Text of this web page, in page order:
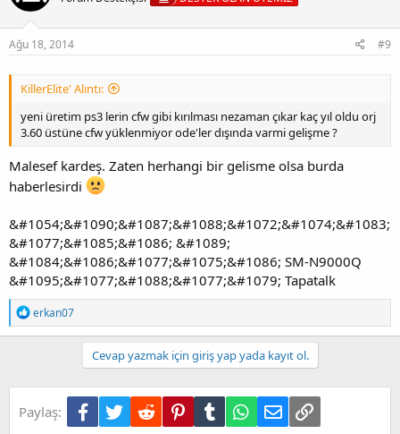
e
r
:
Ağu 18, 2014 #9
KillerElite' Alıntı:
yeni üretim ps3 lerin cfw gibi kırılması nezaman çıkar kaç yıl oldu orj
3.60 üstüne cfw yüklenmiyor ode'ler dışında varmi gelişme ?
Malesef kardeş. Zaten herhangi bir gelisme olsa burda
haberlesirdi
&#1054;&#1090;&#1087;&#1088;&#1072;&#1074;&#1083;
&#1077;&#1085;&#1086; &#1089;
&#1084;&#1086;&#1077;&#1075;&#1086; SM-N9000Q
&#1095;&#1077;&#1088;&#1077;&#1079; Tapatalk
T
e
p
r
:
erkan07
Cevap yazmak için giriş yap yada kayıt ol.
Paylaş: Facebook
TwitterReddit PinterestTumblr WhatsApp
E-postaLink